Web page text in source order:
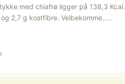
med chiafrø ligger på 138,3 Kcal.
2,7 g kostfibre. Velbekomme…..